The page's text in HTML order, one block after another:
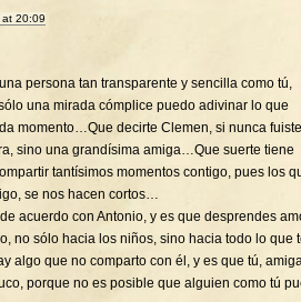
at 20:09
persona tan transparente y sencilla como tú,
una mirada cómplice puedo adivinar lo que
momento…Que decirte Clemen, si nunca fuiste
sino una grandísima amiga…Que suerte tiene
tantísimos momentos contigo, pues los
se nos hacen cortos…
acuerdo con Antonio, y es que desprendes
no sólo hacia los niños, sino hacia todo lo que
algo que no comparto con él, y es que tú,
porque no es posible que alguien como tú